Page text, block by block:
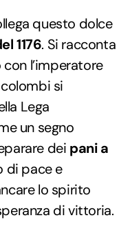
questo dolce
1176. Si racconta
l’imperatore
si
Lega
un segno
dei pani a
di pace e
lo spirito
di vittoria.